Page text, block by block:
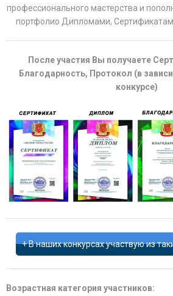
профессионального мастерства и
портфолио Дипломами,
После участия Вы получаете
Благодарность, Протокол (в
конкурсе)
В наших конкурсах участвую из
Возрастная категория участников: